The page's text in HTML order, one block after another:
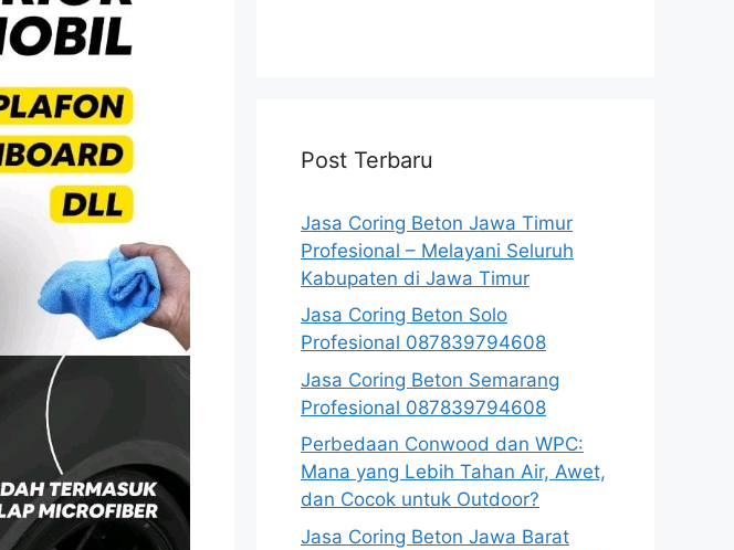
Post Terbaru
Jasa Coring Beton Jawa Timur
Profesional – Melayani Seluruh
Kabupaten di Jawa Timur
Jasa Coring Beton Solo
Profesional 087839794608
Jasa Coring Beton Semarang
Profesional 087839794608
Perbedaan Conwood dan WPC:
Mana yang Lebih Tahan Air, Awet,
dan Cocok untuk Outdoor?
Jasa Coring Beton Jawa Barat